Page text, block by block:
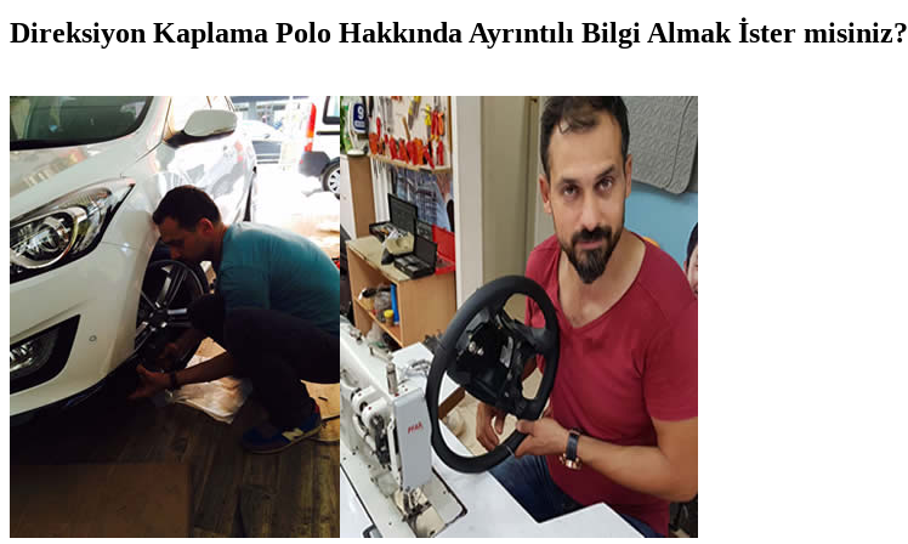
Direksiyon Kaplama Polo Hakkında Ayrıntılı Bilgi Almak İster misiniz?